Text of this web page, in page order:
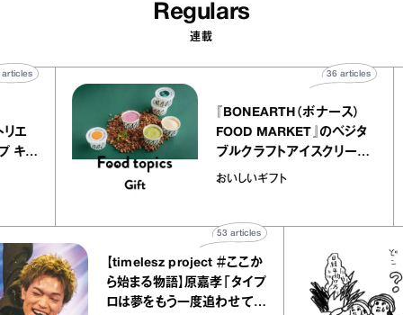
Regulars
連載
アトリエ
レープ キャ
40 articles
『BONEARTH（ボナース）
FOOD MARKET』のベジタ
ブルクラフトアイスクリー
｜真野知子の「おいしいギ
おいしいギフト
36
【timelesz project ＃ここか
ら始まる物語】原嘉孝「タイプ
ロは夢をもう一度追わせてく
articles